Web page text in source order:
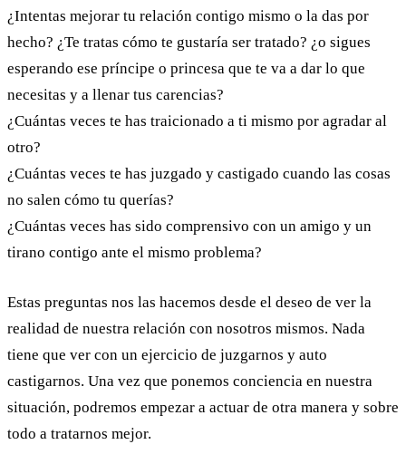
¿Intentas mejorar tu relación contigo mismo o la das por
hecho? ¿Te tratas cómo te gustaría ser tratado? ¿o sigues
esperando ese príncipe o princesa que te va a dar lo que
necesitas y a llenar tus carencias?
¿Cuántas veces te has traicionado a ti mismo por agradar al
otro?
¿Cuántas veces te has juzgado y castigado cuando las cosas
no salen cómo tu querías?
¿Cuántas veces has sido comprensivo con un amigo y un
tirano contigo ante el mismo problema?
Estas preguntas nos las hacemos desde el deseo de ver la
realidad de nuestra relación con nosotros mismos. Nada
tiene que ver con un ejercicio de juzgarnos y auto
castigarnos. Una vez que ponemos conciencia en nuestra
situación, podremos empezar a actuar de otra manera y sobre
todo a tratarnos mejor.